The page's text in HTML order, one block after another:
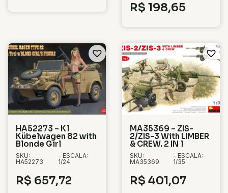
R$ 198,65
HA52273 – K1
Kübelwagen 82 with
Blonde Girl
SKU:
HA52273
- ESCALA:
1/24
R$ 657,72
MA35369 – ZIS-
2/ZIS-3 With LIMBER
& CREW. 2 IN 1
SKU:
MA35369
- ESCALA:
1/35
R$ 401,07